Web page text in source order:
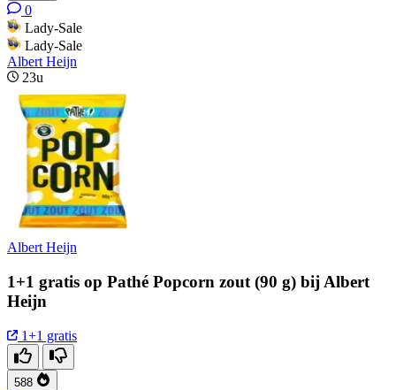
0
Lady-Sale
Lady-Sale
Albert Heijn
23u
Albert Heijn
1+1 gratis op Pathé Popcorn zout (90 g) bij Albert
Heijn
1+1 gratis
588